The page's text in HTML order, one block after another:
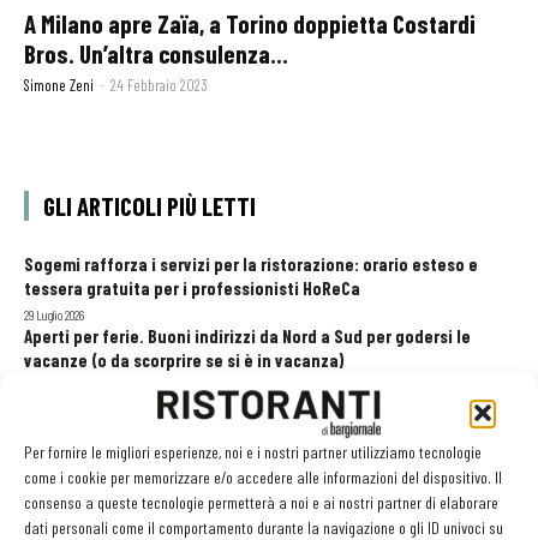
Per fornire le migliori esperienze, noi e i nostri partner utilizziamo tecnologie
come i cookie per memorizzare e/o accedere alle informazioni del dispositivo. Il
consenso a queste tecnologie permetterà a noi e ai nostri partner di elaborare
dati personali come il comportamento durante la navigazione o gli ID univoci su
A Milano apre Zaïa, a Torino doppietta Costardi
Bros. Un’altra consulenza...
Simone Zeni - 24 Febbraio 2023
GLI ARTICOLI PIÙ LETTI
Sogemi rafforza i servizi per la ristorazione: orario esteso e
tessera gratuita per i professionisti HoReCa
29 Luglio 2026
Aperti per ferie. Buoni indirizzi da Nord a Sud per godersi le
vacanze (o da scorprire se si è in vacanza)
Recensioni online, Fipe e le associazioni del turismo chiedono
modifiche alle Linee Guida dell’Antitrust
20 Luglio 2026